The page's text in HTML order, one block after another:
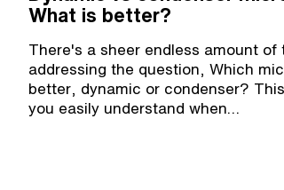
What is better?
There's a sheer endless amount of
addressing the question, Which
better, dynamic or condenser?
you easily understand when…